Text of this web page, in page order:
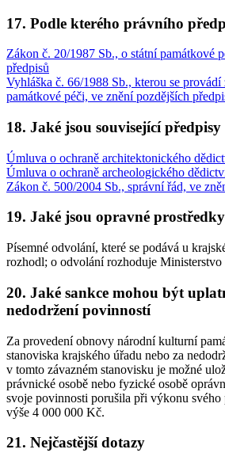
17. Podle kterého právního
Zákon č. 20/1987 Sb., o státní památkové
předpisů
Vyhláška č. 66/1988 Sb., kterou se provádí
památkové péči, ve znění pozdějších
18. Jaké jsou související předpisy
Úmluva o ochraně architektonického
Úmluva o ochraně archeologického
Zákon č. 500/2004 Sb., správní řád, ve
19. Jaké jsou opravné
Písemné odvolání, které se podává u
rozhodl; o odvolání rozhoduje Ministerstvo
20. Jaké sankce mohou být
nedodržení povinností
Za provedení obnovy národní kulturní
stanoviska krajského úřadu nebo za
v tomto závazném stanovisku je možné
právnické osobě nebo fyzické osobě
svoje povinnosti porušila při výkonu
výše 4 000 000 Kč.
21. Nejčastější dotazy